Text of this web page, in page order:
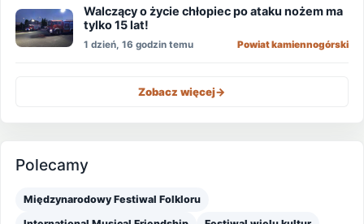
Walczący o życie chłopiec po ataku nożem ma
tylko 15 lat!
1 dzień, 16 godzin temu Powiat kamiennogórski
Zobacz więcej->
Polecamy
Międzynarodowy Festiwal Folkloru